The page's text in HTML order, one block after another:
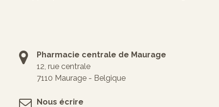
Pharmacie centrale de Maurage
12, rue centrale
7110 Maurage - Belgique
Nous écrire